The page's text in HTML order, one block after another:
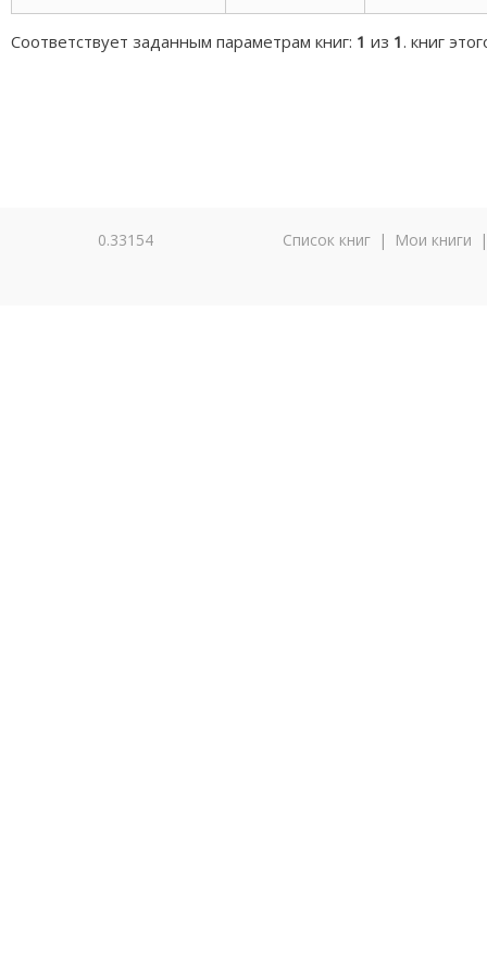
Соответствует заданным параметрам книг: 1 из 1. книг
0.33154 Список книг | Мои книги |